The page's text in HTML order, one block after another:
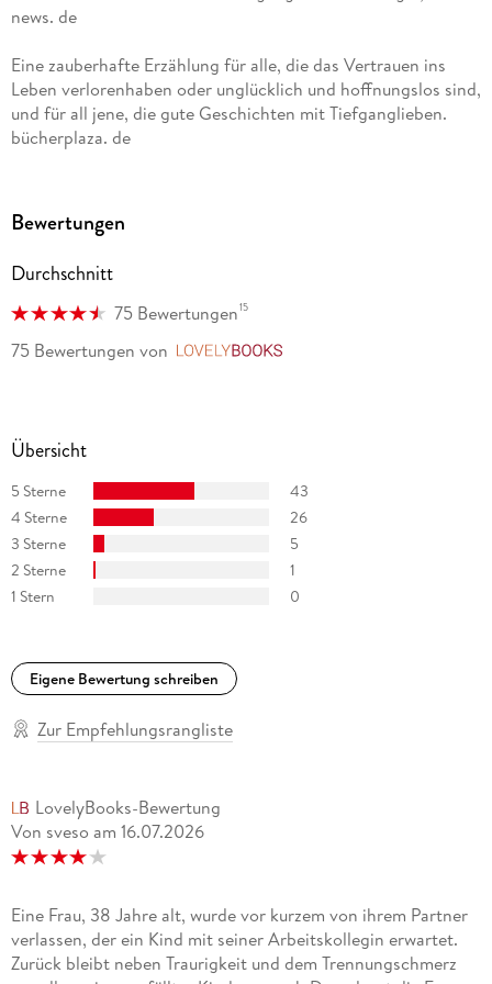
Veröffentlichung ihres ersten Buches konzentriert sie sich
in der Nähe von Koblenz.
news. de
Eine zauberhafte Erzählung für alle, die das Vertrauen ins
Leben verlorenhaben oder unglücklich und hoffnungslos sind,
und für all jene, die gute Geschichten mit Tiefganglieben.
bücherplaza. de
Bewertungen
Durchschnitt
75 Bewertungen15
75 Bewertungen von
Übersicht
5 Sterne
43
4 Sterne
26
3 Sterne
5
2 Sterne
1
1 Stern
0
Eigene Bewertung schreiben
Zur Empfehlungsrangliste
LovelyBooks-Bewertung
Von sveso am 16.07.2026
Eine Frau, 38 Jahre alt, wurde vor kurzem von ihrem Partner
verlassen, der ein Kind mit seiner Arbeitskollegin erwartet.
Zurück bleibt neben Traurigkeit und dem Trennungschmerz